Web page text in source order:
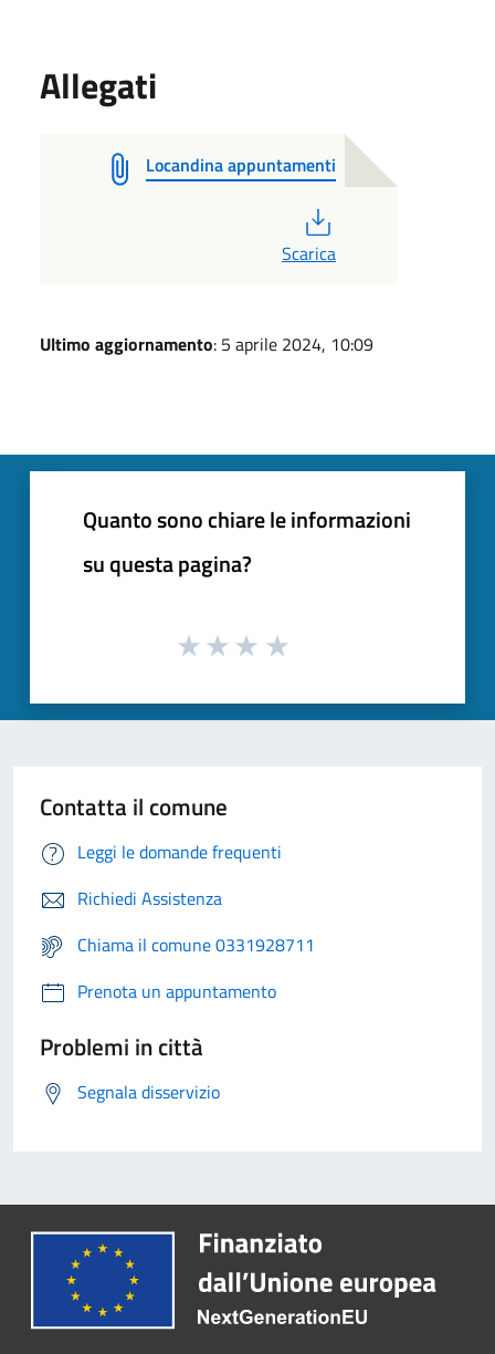
Allegati
Locandina appuntamenti
Scarica
Ultimo aggiornamento: 5 aprile 2024, 10:09
Quanto sono chiare le informazioni
su questa pagina?
Contatta il comune
Leggi le domande frequenti
Richiedi Assistenza
Chiama il comune 0331928711
Prenota un appuntamento
Problemi in città
Segnala disservizio